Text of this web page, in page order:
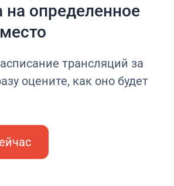
на определенное
трансляций за
оцените, как оно будет